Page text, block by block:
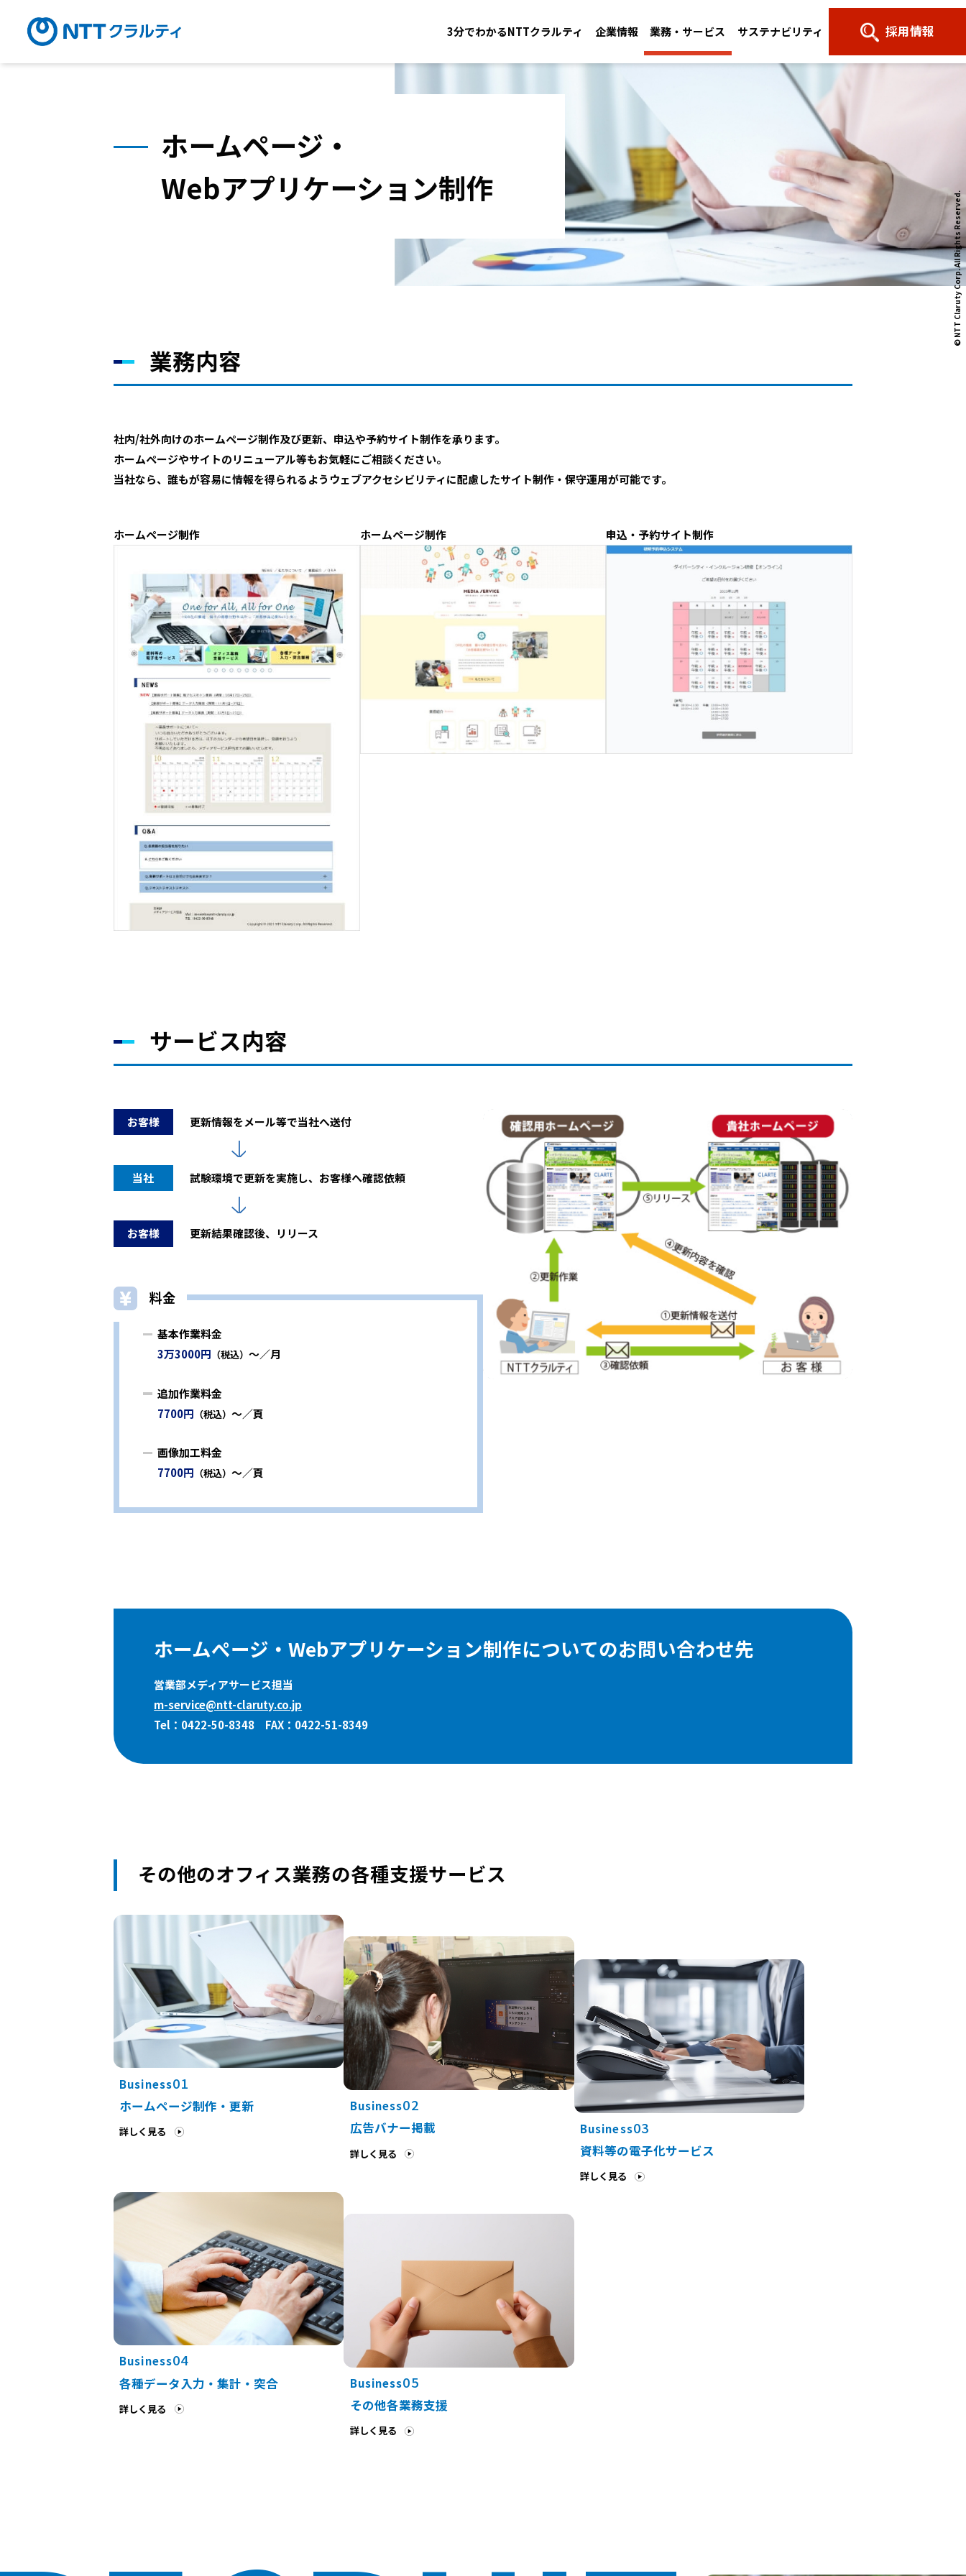
3分でわかるNTTクラルティ 企業情報 業務・サービス サステナビリティ 採用情報
ホームページ・
Webアプリケーション制作
業務内容
社内/社外向けのホームページ制作及び更新、申込や予約サイト制作を承ります。
ホームページやサイトのリニューアル等もお気軽にご相談ください。
当社なら、誰もが容易に情報を得られるようウェブアクセシビリティに配慮したサイト制作・保守運用が可能です。
ホームページ制作 ホームページ制作 申込・予約サイト制作
サービス内容
お客様 更新情報をメール等で当社へ送付
当社 試験環境で更新を実施し、お客様へ確認依頼
お客様 更新結果確認後、リリース
料金
基本作業料金
3万3000円 （税込）～／月
追加作業料金
7700円 （税込）～／頁
画像加工料金
7700円 （税込）～／頁
ホームぺージ・Webアプリケーション制作についてのお問い合わせ先
営業部メディアサービス担当
m-service@ntt-claruty.co.jp
Tel：0422-50-8348 FAX：0422-51-8349
その他のオフィス業務の各種支援サービス
Business01
ホームページ制作・更新
詳しく見る
Business02
広告バナー掲載
詳しく見る
Business03
資料等の電子化サービス
詳しく見る
Business04
各種データ入力・集計・突合
詳しく見る
Business05
その他各業務支援
詳しく見る
© NTT Claruty Corp.
All Rights Reserved.